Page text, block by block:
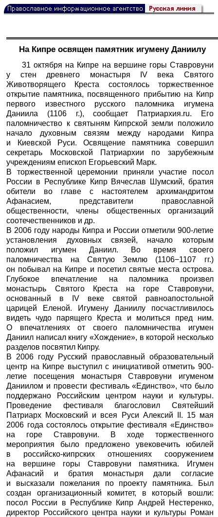
На Кипре освящен памятник игумену Даниилу
31 октября на Кипре на вершине горы Ставровуни
у стен древнего монастыря IV века Святого
Животворящего Креста состоялось торжественное
открытие памятника, посвященного прибытию на Кипр
первого известного русского паломника игумена
Даниила (1106 г.), сообщает
Патриархия.ru. Его
паломничество к святыням Кипрской земли положило
начало духовным связям между народами Кипра
и Киевской Руси. Освящение памятника совершил
секретарь Московской Патриархии по зарубежным
учреждениям епископ Егорьевский Марк.
В торжественной церемонии приняли участие посол
России в Республике Кипр Вячеслав Шумский, братия
обители во главе с настоятелем архимандритом
Афанасием, представители православной
общественности, члены общественных организаций
соотечественников и др.
В 2006 году народы Кипра и России отметили 900-летие
установления духовных связей, начало которым
положил игумен Даниил. Во время своего
паломничества на Святую Землю (1106−1107 гг.)
он побывал на Кипре и посетил святые места острова.
Глубокое впечатление на паломника произвел
монастырь Святого Креста на горе Ставровуни,
основанный в IV веке святой равноапостольной
царицей Еленой. Игумену Даниилу посчастливилось
видеть чудо парящего Креста и молиться пред ним.
О впечатлениях от своего паломничества игумен
Даниил написал книгу «Хождение», в которой несколько
разделов посвятил Кипру.
В 2006 году Русский православный образовательный
центр на Кипре выступил с инициативой отметить 900-
летие посещения монастыря Ставровуни игуменом
Даниилом и провести фестиваль «Единство», что было
поддержано Российским центром науки и культуры.
Проведение фестиваля благословил Святейший
Патриарх Московский и всея Руси Алексий II. 15 мая
2006 года состоялось открытие фестиваля «Единство»
на горе Ставровуни. В ходе торжественного
мероприятия было предложено увековечить юбилей
в российско-кипрских отношениях сооружением
на вершине горы Ставровуни памятника. Игумен
Афанасий и братия монастыря дали согласие
и высказали пожелания по проекту памятника. Был
создан организационный комитет, в который вошли:
посол России в Республике Кипр Андрей Нестеренко,
директор Российского центра науки и культуры Роман